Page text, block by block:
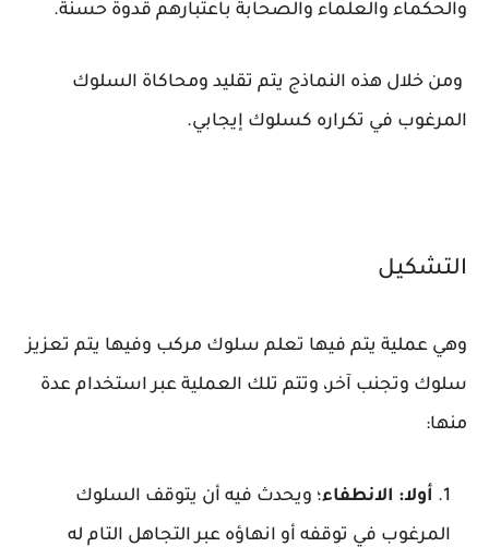
والحكماء والعلماء والصحابة باعتبارهم قدوة حسنة.
ومن خلال هذه النماذج يتم تقليد ومحاكاة السلوك
المرغوب في تكراره كسلوك إيجابي.
التشكيل
وهي عملية يتم فيها تعلم سلوك مركب وفيها يتم تعزيز
سلوك وتجنب آخر، وتتم تلك العملية عبر استخدام عدة
منها:
أولا: الانطفاء؛ ويحدث فيه أن يتوقف السلوك
المرغوب في توقفه أو انهاؤه عبر التجاهل التام له